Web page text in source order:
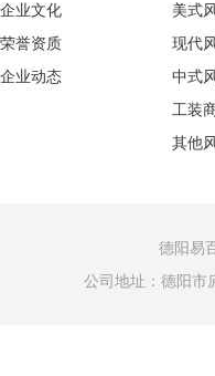
企业文化
荣誉资质
企业动态
美式
现代
中式
工装
其他
德阳易
公司地址：德阳市